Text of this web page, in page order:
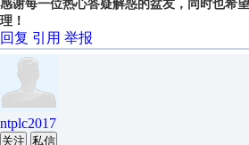
感谢每一位热心答疑解惑的盆友，同时也希
理！
回复 引用 举报
ntplc2017
关注 私信